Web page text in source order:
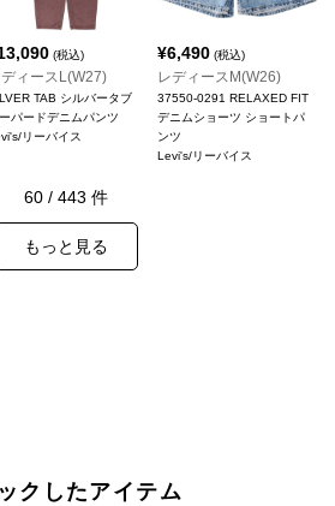
(税込)
ディースL(W27)
TAB シルバータブ
パードデニムパンツ
リーバイス
¥6,490 (税込)
レディースM(W26)
37550-0291 RELAXED FIT
デニムショーツ ショートパ
ンツ
Levi's/リーバイス
60 / 443 件
もっと見る
クしたアイテム